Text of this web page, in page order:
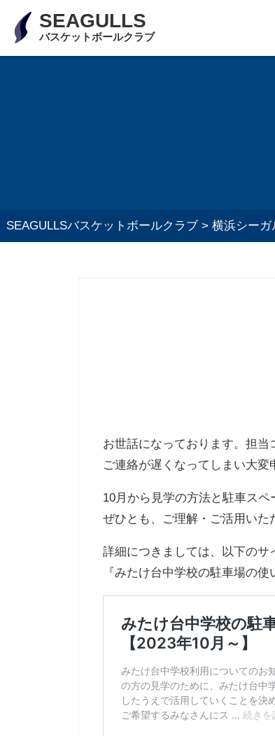
SEAGULLS
バスケットボールクラブ
SEAGULLSバスケットボールクラブ> 横浜シーガ
お世話になっております。担当
ご連絡が遅くなってしまい大変
10月から見学の方法と駐車スペ
ぜひとも、ご理解・ご活用いた
詳細につきましては、以下のサ
『みたけ台中学校の駐車場の使